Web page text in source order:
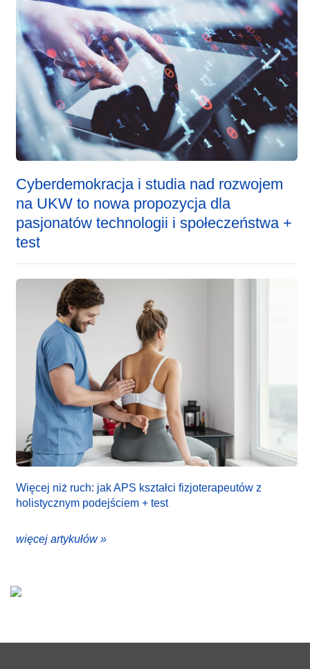
Cyberdemokracja i studia nad rozwojem
na UKW to nowa propozycja dla
pasjonatów technologii i społeczeństwa +
test
Więcej niż ruch: jak APS kształci fizjoterapeutów z
holistycznym podejściem + test
więcej artykułów »